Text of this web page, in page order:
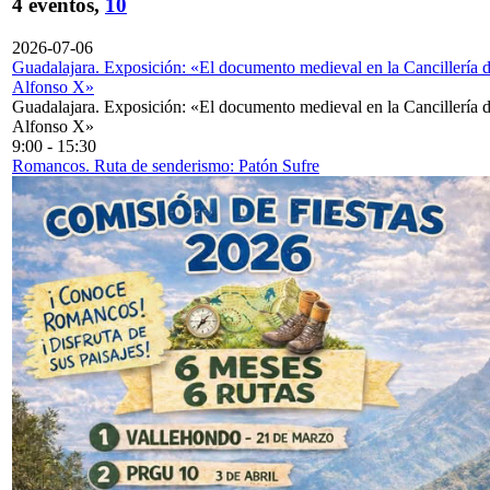
4 eventos, 10
2026-07-06
Guadalajara. Exposición: «El documento medieval en la Cancillería
Alfonso X»
Guadalajara. Exposición: «El documento medieval en la Cancillería
Alfonso X»
9:00 - 15:30
Romancos. Ruta de senderismo: Patón Sufre